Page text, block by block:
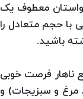
معطوف یک
با حجم متعادل را
باشید.
ناهار فرصت خوبی
مرغ و سبزیجات) و